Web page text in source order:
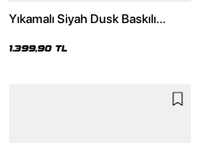
Yıkamalı Siyah Dusk Baskılı
1.399,90 TL